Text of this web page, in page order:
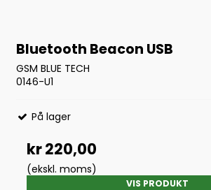
Bluetooth Beacon USB
GSM BLUE TECH
0146-U1
På lager
kr 220,00
(ekskl. moms)
VIS PRODUKT